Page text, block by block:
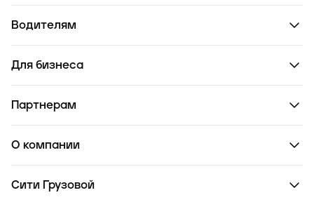
Водителям
Для бизнеса
Партнерам
О компании
Сити Грузовой